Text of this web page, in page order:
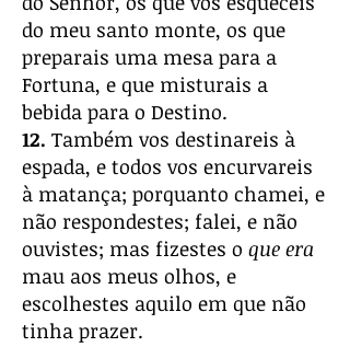
do meu santo monte, os que
preparais uma mesa para a
Fortuna, e que misturais a
bebida para o Destino.
12. Também vos destinareis à
espada, e todos vos encurvareis
à matança; porquanto chamei, e
não respondestes; falei, e não
ouvistes; mas fizestes o que era
mau aos meus olhos, e
escolhestes aquilo em que não
tinha prazer.